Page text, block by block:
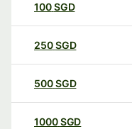
100SGD
250SGD
500SGD
1000SGD